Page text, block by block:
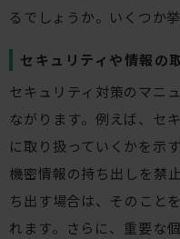
るでしょうか。いくつか
セキュリティや情報の
セキュリティ対策のマニ
ながります。例えば、セ
に取り扱っていくかを示
機密情報の持ち出しを禁
ち出す場合は、そのこと
れます。さらに、重要な